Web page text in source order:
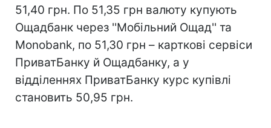
51,40 грн. По 51,35 грн валюту купують
Ощадбанк через ''Мобільний Ощад'' та
Monobank, по 51,30 грн – карткові сервіси
ПриватБанку й Ощадбанку, а у
відділеннях ПриватБанку курс купівлі
становить 50,95 грн.